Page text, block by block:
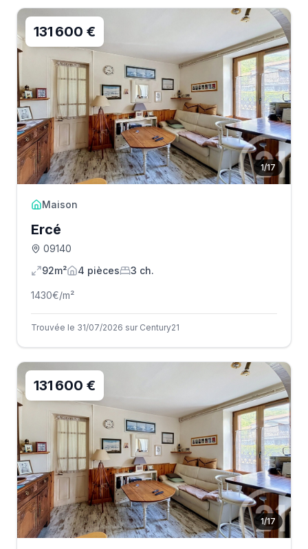
1/17
131 600 €
Maison
Ercé
09140
92m²
4 pièces 3 ch.
1430€/m²
Trouvée le 31/07/2026 sur Century21
1/17
131 600 €